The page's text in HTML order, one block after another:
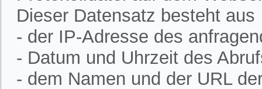
Dieser Datensatz besteht aus
- der IP-Adresse des
- Datum und Uhrzeit des
- dem Namen und der URL